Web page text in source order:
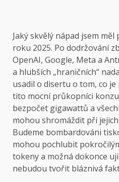
Jaký skvělý nápad jsem
roku 2025. Po dodržování
OpenAI, Google, Meta a
a hlubších „hraničních“
usadil o disertu o tom, co
tito mocní průkopníci
bezpočet gigawattů a
mohou shromáždit při
Budeme bombardováni
mohou pochlubit
tokeny a možná dokonce
nebudou tvořit bláznivá